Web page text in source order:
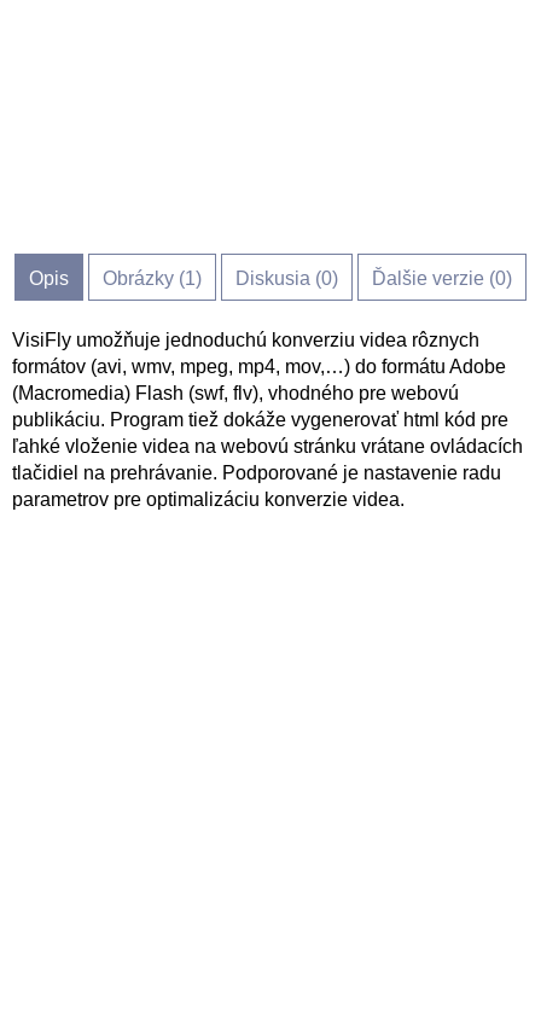
Opis Obrázky (1) Diskusia (0) Ďalšie verzie (0)
VisiFly umožňuje jednoduchú konverziu videa rôznych
formátov (avi, wmv, mpeg, mp4, mov,…) do formátu Adobe
(Macromedia) Flash (swf, flv), vhodného pre webovú
publikáciu. Program tiež dokáže vygenerovať html kód pre
ľahké vloženie videa na webovú stránku vrátane ovládacích
tlačidiel na prehrávanie. Podporované je nastavenie radu
parametrov pre optimalizáciu konverzie videa.